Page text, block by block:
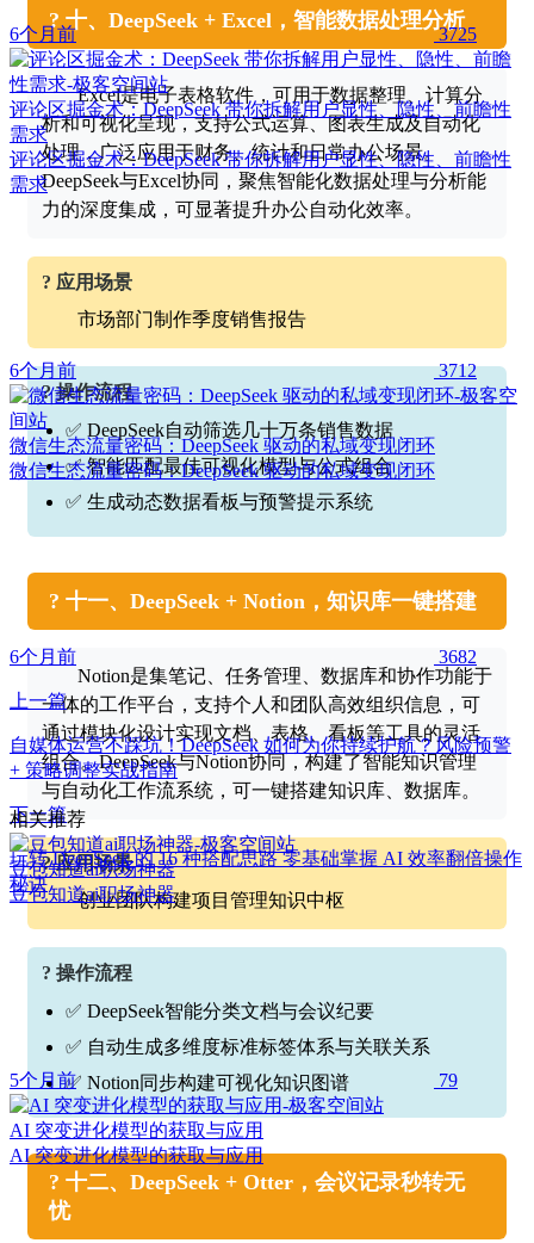
? 十、DeepSeek + Excel，智能数据处理分析
Excel是电子表格软件，可用于数据整理、计算分
析和可视化呈现，支持公式运算、图表生成及自动化
处理，广泛应用于财务、统计和日常办公场景。
DeepSeek与Excel协同，聚焦智能化数据处理与分析能
力的深度集成，可显著提升办公自动化效率。
? 应用场景
市场部门制作季度销售报告
? 操作流程
✅ DeepSeek自动筛选几十万条销售数据
✅ 智能匹配最佳可视化模型与公式组合
✅ 生成动态数据看板与预警提示系统
?️ 十一、DeepSeek + Notion，知识库一键搭建
Notion是集笔记、任务管理、数据库和协作功能于
一体的工作平台，支持个人和团队高效组织信息，可
通过模块化设计实现文档、表格、看板等工具的灵活
组合。DeepSeek与Notion协同，构建了智能知识管理
与自动化工作流系统，可一键搭建知识库、数据库。
? 应用场景
创业团队构建项目管理知识中枢
? 操作流程
✅ DeepSeek智能分类文档与会议纪要
✅ 自动生成多维度标准标签体系与关联关系
✅ Notion同步构建可视化知识图谱
? 十二、DeepSeek + Otter，会议记录秒转无
忧
6个月前 3725
评论区掘金术：DeepSeek 带你拆解用户显性、隐性、前瞻性
需求
评论区掘金术：DeepSeek 带你拆解用户显性、隐性、前瞻性
需求
6个月前 3712
微信生态流量密码：DeepSeek 驱动的私域变现闭环
微信生态流量密码：DeepSeek 驱动的私域变现闭环
6个月前 3682
上一篇
自媒体运营不踩坑！DeepSeek 如何为你持续护航？风险预警
+ 策略调整实战指南
下一篇
玩转 DeepSeek 的 16 种搭配思路 零基础掌握 AI 效率翻倍操作
秘诀
相关推荐
豆包知道ai职场神器
豆包知道ai职场神器
5个月前 79
AI 突变进化模型的获取与应用
AI 突变进化模型的获取与应用